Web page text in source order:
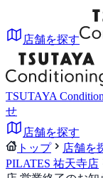
店舗を探す
TSUTAYA
せ
店舗を探す
トップ
店舗を
PILATES 祐天寺店